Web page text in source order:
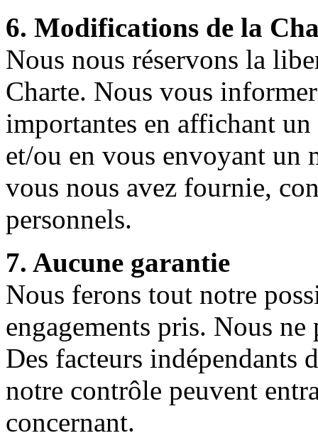
6. Modifications de la
Nous nous réservons la
Charte. Nous vous
importantes en affichant
et/ou en vous envoyant un
vous nous avez fournie,
personnels.
7. Aucune garantie
Nous ferons tout notre
engagements pris. Nous
Des facteurs indépendants
notre contrôle peuvent
concernant.